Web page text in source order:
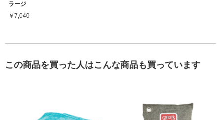
ラージ
￥7,040
この商品を買った人はこんな商品も買っています